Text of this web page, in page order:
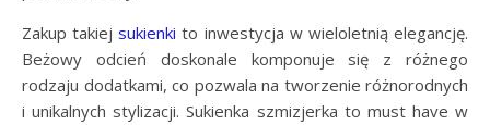
Zakup takiejsukienki to inwestycja w wieloletnią elegancję.
Beżowy odcień doskonale komponuje się z różnego
rodzaju dodatkami, co pozwala na tworzenie różnorodnych
i unikalnych stylizacji. Sukienka szmizjerka to must have w